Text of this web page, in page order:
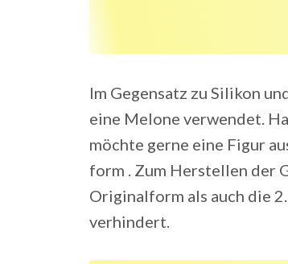
Im Gegensatz zu Silikon
eine Melone verwendet.
möchte gerne eine Figur
form . Zum Herstellen der
Originalform als auch die
verhindert.